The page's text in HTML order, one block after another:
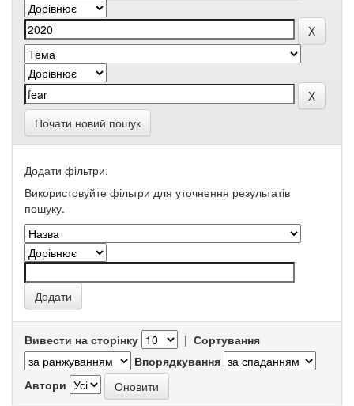
Почати новий пошук
Додати фільтри:
Використовуйте фільтри для уточнення результатів
пошуку.
Вивести на сторінку | Сортування
Впорядкування
Автори